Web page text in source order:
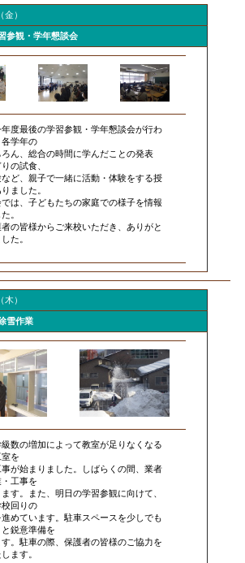
）
参観・学年懇談会
度最後の学習参観・学年懇談会が行わ
学年の
ん、総合の時間に学んだことの発表
の試食、
など、親子で一緒に活動・体験をする授
ました。
は、子どもたちの家庭での様子を情報
。
の皆様からご来校いただき、ありがと
た。
）
雪作業
数の増加によって教室が足りなくなる
を
が始まりました。しばらくの間、業者
工事を
す。また、明日の学習参観に向けて、
回りの
めています。駐車スペースを少しでも
鋭意準備を
。駐車の際、保護者の皆様のご協力を
ます。